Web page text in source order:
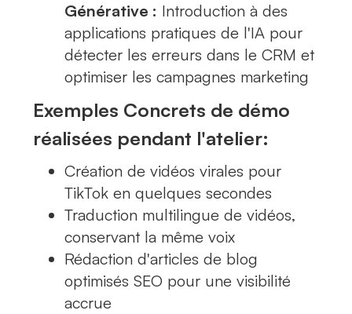
Générative : Introduction à des
applications pratiques de l'IA pour
détecter les erreurs dans le CRM et
optimiser les campagnes marketing
Exemples Concrets de démo
réalisées pendant l'atelier:
Création de vidéos virales pour
TikTok en quelques secondes
Traduction multilingue de vidéos,
conservant la même voix
Rédaction d'articles de blog
optimisés SEO pour une visibilité
accrue